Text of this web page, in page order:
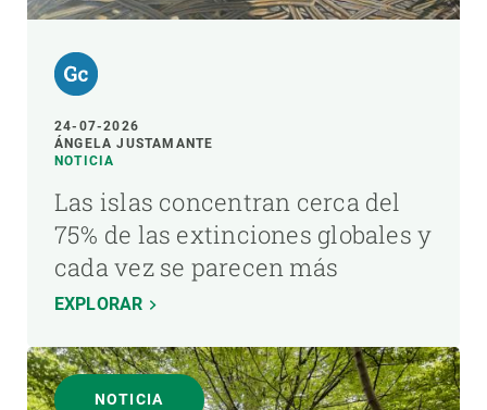
24-07-2026
ÁNGELA JUSTAMANTE
NOTICIA
Las islas concentran cerca del
75% de las extinciones globales y
cada vez se parecen más
EXPLORAR
NOTICIA